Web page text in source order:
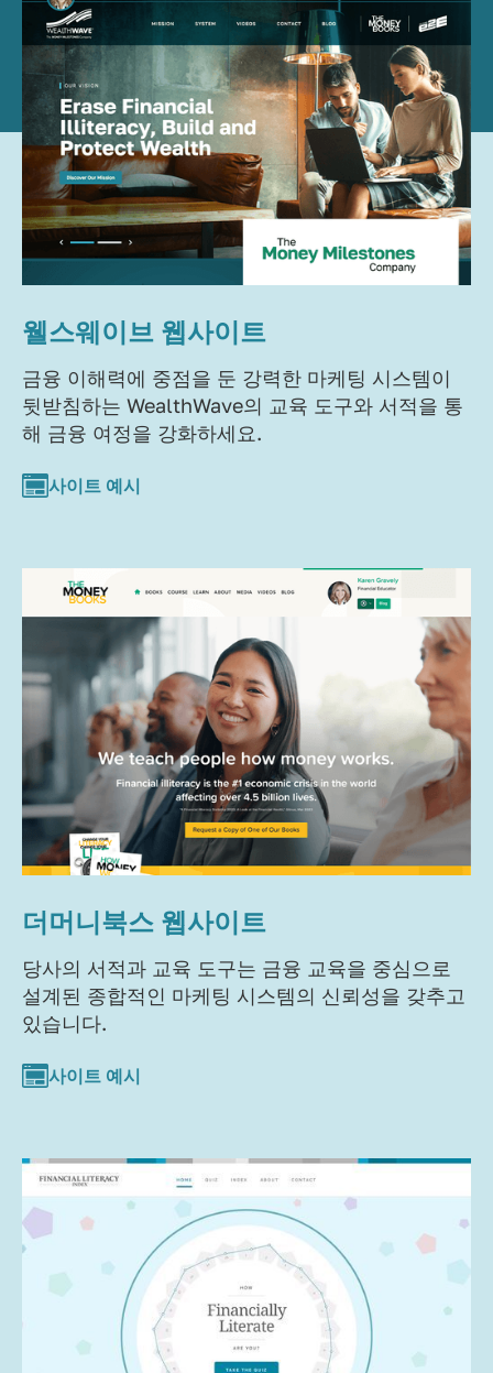
웰스웨이브 웹사이트
금융 이해력에 중점을 둔 강력한 마케팅 시스템이
뒷받침하는 WealthWave의 교육 도구와 서적을 통
해 금융 여정을 강화하세요.
사이트 예시
더머니북스 웹사이트
당사의 서적과 교육 도구는 금융 교육을 중심으로
설계된 종합적인 마케팅 시스템의 신뢰성을 갖추고
있습니다.
사이트 예시